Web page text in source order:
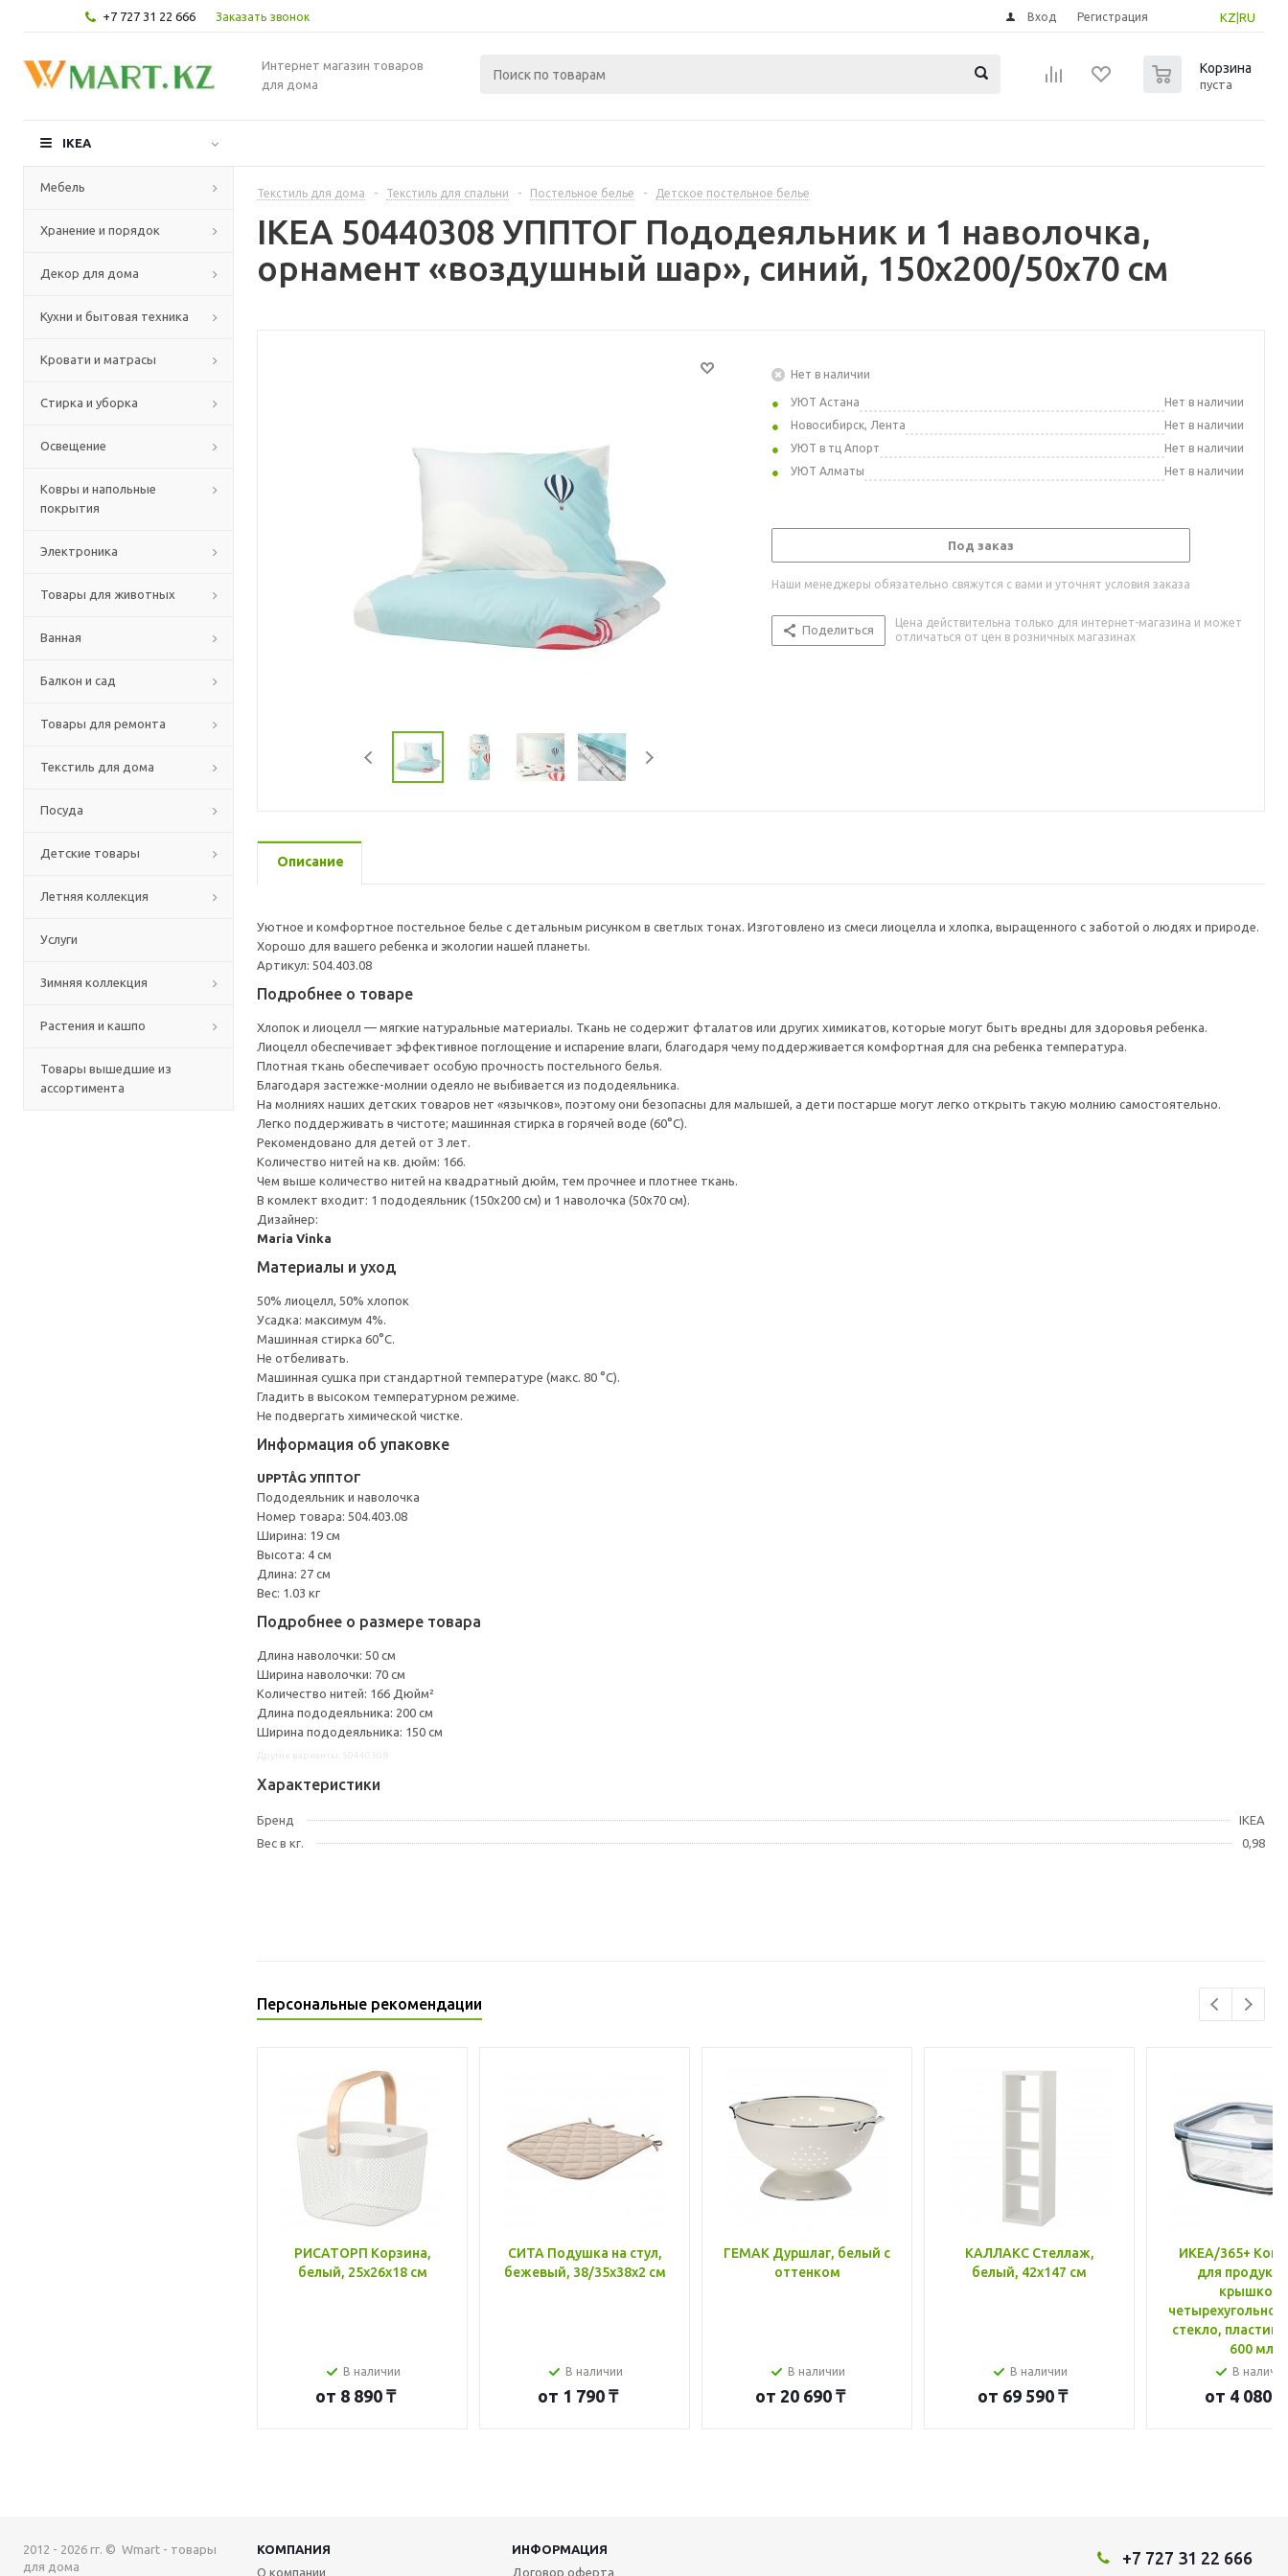
+7 727 31 22 666 Заказать звонок KZ RU
Вход Регистрация
Интернет магазин товаров
для дома
Корзина
пуста
IKEA
Мебель
Хранение и порядок
Декор для дома
Кухни и бытовая техника
Кровати и матрасы
Стирка и уборка
Освещение
Ковры и напольные
покрытия
Электроника
Товары для животных
Ванная
Балкон и сад
Товары для ремонта
Текстиль для дома
Посуда
Детские товары
Летняя коллекция
Услуги
Зимняя коллекция
Растения и кашпо
Товары вышедшие из
ассортимента
Текстиль для дома - Текстиль для спальни - Постельное белье - Детское постельное белье
IKEA 50440308 УППТОГ Пододеяльник и 1 наволочка,
орнамент «воздушный шар», синий, 150x200/50x70 см
Нет в наличии
УЮТ Астана
Нет в наличии
Новосибирск, Лента
Нет в наличии
УЮТ в тц Апорт
Нет в наличии
УЮТ Алматы
Нет в наличии
Под заказ
Наши менеджеры обязательно свяжутся с вами и уточнят условия заказа
Поделиться
Цена действительна только для интернет-магазина и может
отличаться от цен в розничных магазинах
Описание
Уютное и комфортное постельное белье с детальным рисунком в светлых тонах. Изготовлено из смеси лиоцелла и хлопка, выращенного с заботой о людях и природе.
Хорошо для вашего ребенка и экологии нашей планеты.
Артикул: 504.403.08
Подробнее о товаре
Хлопок и лиоцелл — мягкие натуральные материалы. Ткань не содержит фталатов или других химикатов, которые могут быть вредны для здоровья ребенка.
Лиоцелл обеспечивает эффективное поглощение и испарение влаги, благодаря чему поддерживается комфортная для сна ребенка температура.
Плотная ткань обеспечивает особую прочность постельного белья.
Благодаря застежке-молнии одеяло не выбивается из пододеяльника.
На молниях наших детских товаров нет «язычков», поэтому они безопасны для малышей, а дети постарше могут легко открыть такую молнию самостоятельно.
Легко поддерживать в чистоте; машинная стирка в горячей воде (60°C).
Рекомендовано для детей от 3 лет.
Количество нитей на кв. дюйм: 166.
Чем выше количество нитей на квадратный дюйм, тем прочнее и плотнее ткань.
В комлект входит: 1 пододеяльник (150x200 см) и 1 наволочка (50x70 см).
Дизайнер:
Maria Vinka
Материалы и уход
50% лиоцелл, 50% хлопок
Усадка: максимум 4%.
Машинная стирка 60°С.
Не отбеливать.
Машинная сушка при стандартной температуре (макс. 80 °C).
Гладить в высоком температурном режиме.
Не подвергать химической чистке.
Информация об упаковке
UPPTÅG УППТОГ
Пододеяльник и наволочка
Номер товара: 504.403.08
Ширина: 19 см
Высота: 4 см
Длина: 27 см
Вес: 1.03 кг
Подробнее о размере товара
Длина наволочки: 50 см
Ширина наволочки: 70 см
Количество нитей: 166 Дюйм²
Длина пододеяльника: 200 см
Ширина пододеяльника: 150 см
Характеристики
Бренд
IKEA
Вес в кг.
0,98
Персональные рекомендации
РИСАТОРП Корзина,
белый, 25x26x18 см
В наличии
от 8 890 ₸
СИТА Подушка на стул,
бежевый, 38/35x38x2 см
В наличии
от 1 790 ₸
ГЕМАК Дуршлаг, белый с
оттенком
В наличии
от 20 690 ₸
КАЛЛАКС Стеллаж,
белый, 42x147 см
В наличии
от 69 590 ₸
ИКЕА/365+
для
крышкой,
стекло, пластик
600 мл
В
от 4 080 ₸
2012 - 2026 гг. © Wmart - товары
для дома
КОМПАНИЯ
ИНФОРМАЦИЯ
О компании
Договор оферта
+7 727 31 22 666